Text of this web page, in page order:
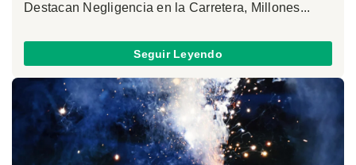
Destacan Negligencia en la Carretera, Millones...
Seguir Leyendo